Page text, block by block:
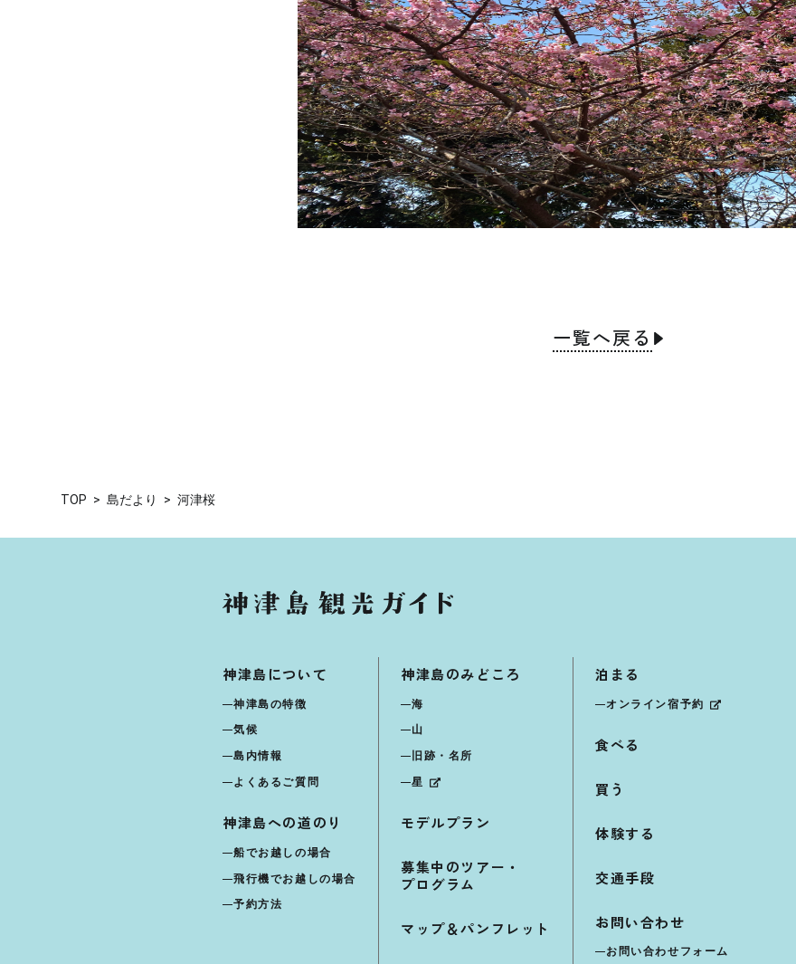
一覧へ戻る
TOP 島だより 河津桜
神津島について
神津島の特徴
気候
島内情報
よくあるご質問
神津島への道のり
船でお越しの場合
飛行機でお越しの場合
予約方法
神津島のみどころ
海
山
旧跡・名所
星
モデルプラン
募集中のツアー・
プログラム
マップ＆パンフレット
泊まる
オンライン宿予約
食べる
買う
体験する
交通手段
お問い合わせ
お問い合わせフォーム